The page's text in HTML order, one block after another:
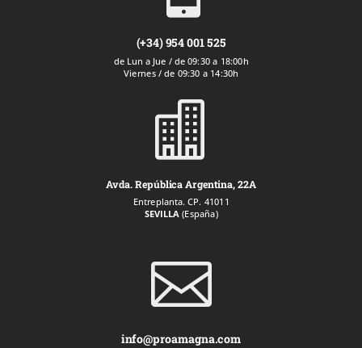
(+34) 954 001 525
de Lun a Jue / de 09:30 a 18:00h
Viernes / de 09:30 a 14:30h

Avda. República Argentina, 22A
Entreplanta. CP. 41011
SEVILLA (España)

info@proamagna.com